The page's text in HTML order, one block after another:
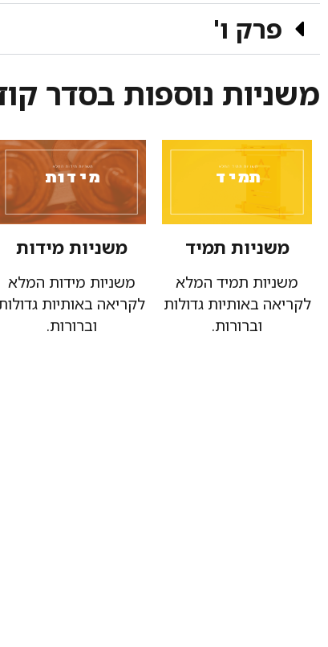
פרק ו'
משניות נוספות בסדר
משניות תמיד
משניות תמיד המלא
לקריאה באותיות גדולות
וברורות.
משניות מידות
משניות מידות המלא
לקריאה באותיות
וברורות.